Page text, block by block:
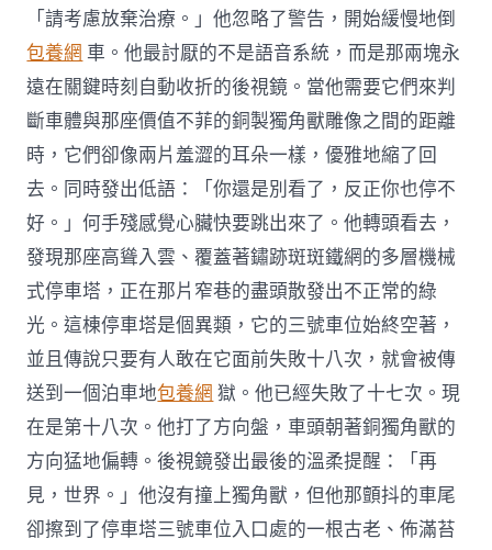
「請考慮放棄治療。」他忽略了警告，開始緩慢地倒
包養網 車。他最討厭的不是語音系統，而是那兩塊永
遠在關鍵時刻自動收折的後視鏡。當他需要它們來判
斷車體與那座價值不菲的銅製獨角獸雕像之間的距離
時，它們卻像兩片羞澀的耳朵一樣，優雅地縮了回
去。同時發出低語：「你還是別看了，反正你也停不
好。」何手殘感覺心臟快要跳出來了。他轉頭看去，
發現那座高聳入雲、覆蓋著鏽跡斑斑鐵網的多層機械
式停車塔，正在那片窄巷的盡頭散發出不正常的綠
光。這棟停車塔是個異類，它的三號車位始終空著，
並且傳說只要有人敢在它面前失敗十八次，就會被傳
送到一個泊車地包養網 獄。他已經失敗了十七次。現
在是第十八次。他打了方向盤，車頭朝著銅獨角獸的
方向猛地偏轉。後視鏡發出最後的溫柔提醒：「再
見，世界。」他沒有撞上獨角獸，但他那顫抖的車尾
卻擦到了停車塔三號車位入口處的一根古老、佈滿苔